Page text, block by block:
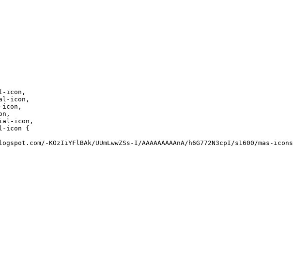
icon,
icon,
icon,
icon,
icon {
KOzIiYFlBAk/UUmLwwZSs-I/AAAAAAAAAnA/h6G772N3cpI/s1600/mas-